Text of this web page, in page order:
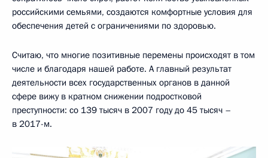
российскими семьями, создаются комфортные условия для
обеспечения детей с ограничениями по здоровью.
Считаю, что многие позитивные перемены происходят в том
числе и благодаря нашей работе. А главный результат
деятельности всех государственных органов в данной
сфере вижу в кратном снижении подростковой
преступности: со 139 тысяч в 2007 году до 45 тысяч –
в 2017-м.